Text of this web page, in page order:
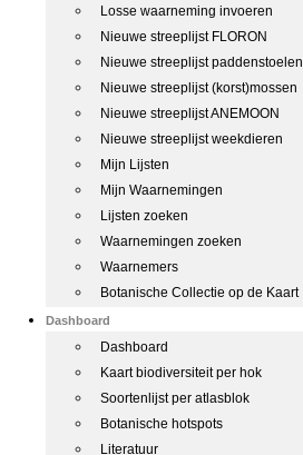
Losse waarneming invoeren
Nieuwe streeplijst FLORON
Nieuwe streeplijst paddenstoelen
Nieuwe streeplijst (korst)mossen
Nieuwe streeplijst ANEMOON
Nieuwe streeplijst weekdieren
Mijn Lijsten
Mijn Waarnemingen
Lijsten zoeken
Waarnemingen zoeken
Waarnemers
Botanische Collectie op de Kaart
Dashboard
Dashboard
Kaart biodiversiteit per hok
Soortenlijst per atlasblok
Botanische hotspots
Literatuur